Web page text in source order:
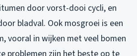
door vorst-dooi cycli, en
bladval. Ook mosgroei is een
vooral in wijken met veel bomen